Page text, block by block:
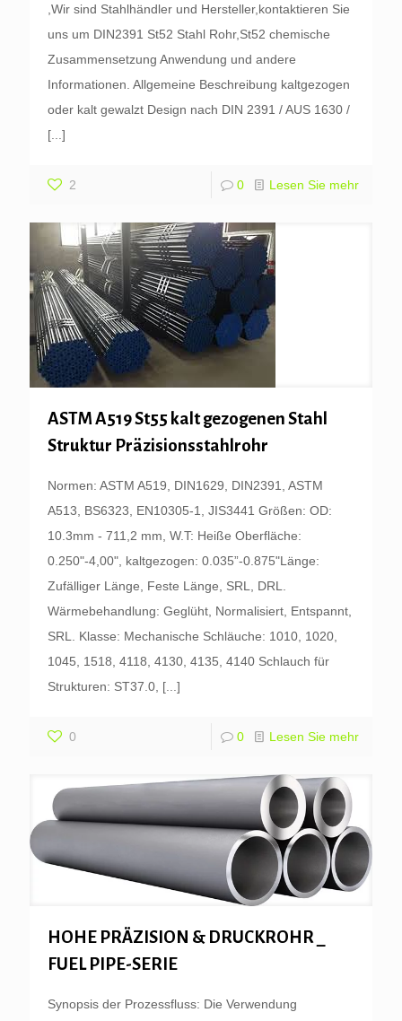
,Wir sind Stahlhändler und Hersteller,kontaktieren Sie
uns um DIN2391 St52 Stahl Rohr,St52 chemische
Zusammensetzung Anwendung und andere
Informationen. Allgemeine Beschreibung kaltgezogen
oder kalt gewalzt Design nach DIN 2391 / AUS 1630 /
[...]
2 0 Lesen Sie mehr
ASTM A519 St55 kalt gezogenen Stahl
Struktur Präzisionsstahlrohr
Normen: ASTM A519, DIN1629, DIN2391, ASTM
A513, BS6323, EN10305-1, JIS3441 Größen: OD:
10.3mm - 711,2 mm, W.T: Heiße Oberfläche:
0.250"-4,00", kaltgezogen: 0.035”-0.875"Länge:
Zufälliger Länge, Feste Länge, SRL, DRL.
Wärmebehandlung: Geglüht, Normalisiert, Entspannt,
SRL. Klasse: Mechanische Schläuche: 1010, 1020,
1045, 1518, 4118, 4130, 4135, 4140 Schlauch für
Strukturen: ST37.0, [...]
0 0 Lesen Sie mehr
HOHE PRÄZISION & DRUCKROHR _
FUEL PIPE-SERIE
Synopsis der Prozessfluss: Die Verwendung